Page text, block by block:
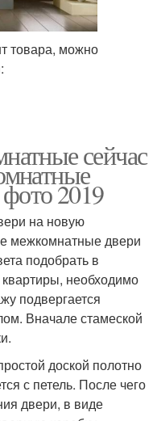
товара, можно
сейчас
2019
на новую
межкомнатные двери
подобрать в
необходимо
подвергается
Вначале стамеской
доской полотно
с петель. После чего
двери, в виде